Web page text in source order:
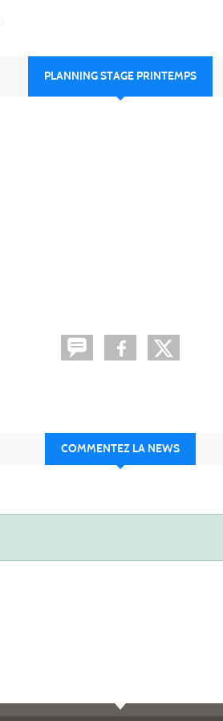
PLANNING STAGE PRINTEMPS
COMMENTEZ LA NEWS